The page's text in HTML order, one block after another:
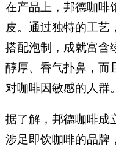
在产品上，邦德咖啡
皮。通过独特的工艺
搭配泡制，成就富含
醇厚、香气扑鼻，而
对咖啡因敏感的人群。
据了解，邦德咖啡成
涉足即饮咖啡的品牌